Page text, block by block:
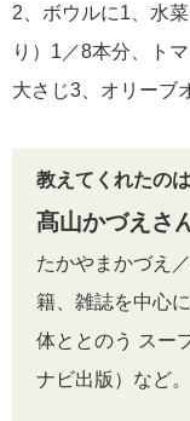
2、ボウルに1、水
り）1／8本分、ト
大さじ3、オリーブ
教えてくれたのは
髙山かづえさ
たかやまかづえ
籍、雑誌を中心
体ととのう スー
ナビ出版）など。